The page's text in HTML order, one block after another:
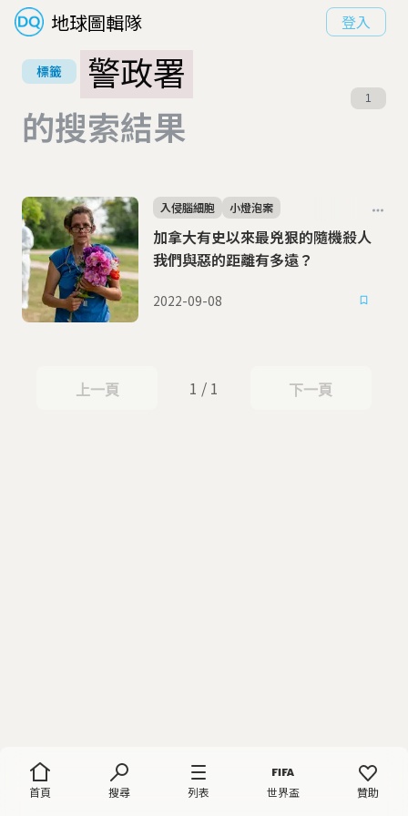
地球圖輯隊 登入
首頁 搜尋 列表 世界盃 贊助
標籤
警政署
的搜索結果
1
加拿大有史以來最兇狠的隨機殺人
我們與惡的距離有多遠？
入侵腦細胞 小燈泡案
2022-09-08
上一頁
上一頁 1 / 1 下一頁
下一頁